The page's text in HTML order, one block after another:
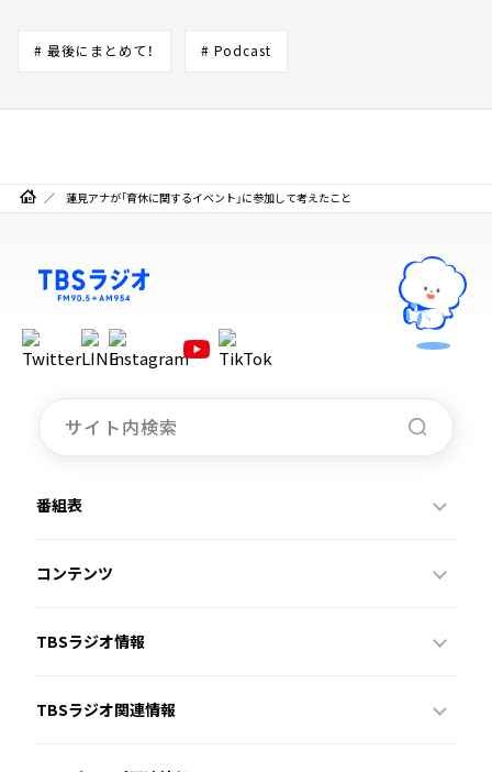
# 最後にまとめて！ # Podcast
蓮見アナが「育休に関するイベント」に参加して考えたこと
番組表
コンテンツ
TBSラジオ情報
TBSラジオ関連情報